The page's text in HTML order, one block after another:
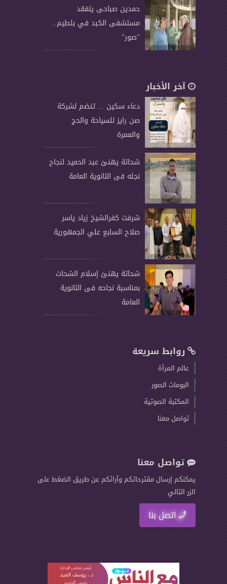
حمدين صباحى يتفقد
مستشفى الكبد في بلطيم..
"صور"
آخر الأخبار
دعاء سكين ... تنضم لشركة
صن رايز للسياحة والحج
والعمرة
شحاتة يهنئ عبد الحميد لنجاح
نجله فى الثانوية العامة
شرفت كفرالشيخ زياد ياسر
صلاح السابع علي الجمهورية
شحاتة يهنئ إسلام الشحات
بمناسبة نجاحه فى الثانوية
العامة
روابط سريعة
عالم المرأة
البومات الصور
المكتبة الصوتية
تواصل معنا
تواصل معنا
يمكنكم إرسال مقترحاتكم وآرائكم عن طريق الضغط على
الزر التالي
اتصل بنا